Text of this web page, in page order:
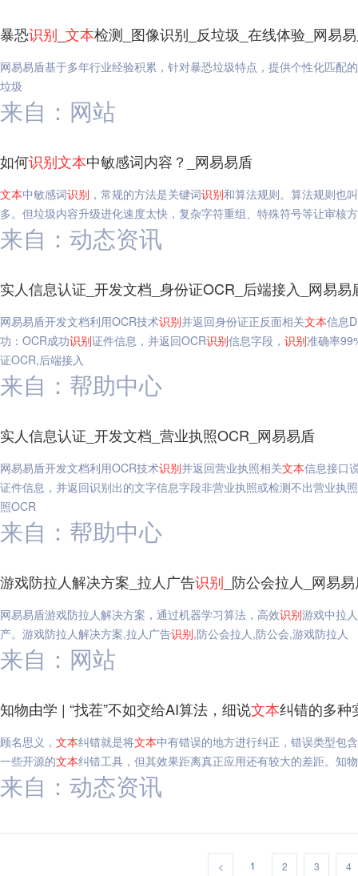
暴恐识别 文本检测_图像识别_反垃圾_在线体验_网易
网易易盾基于多年行业经验积累，针对暴恐垃圾特点，提供个性化匹配
垃圾
来自：网站
如何识别文本中敏感词内容？_网易易盾
文本中敏感词识别 ，常规的方法是关键词识别和算法规则。算法规则也
多。但垃圾内容升级进化速度太快，复杂字符重组、特殊符号等让审核
来自：动态资讯
实人信息认证_开发文档_身份证OCR_后端接入_网易易
网易易盾开发文档利用OCR技术识别并返回身份证正反面相关文本信息
功：OCR成功识别证件信息，并返回OCR识别信息字段， 识别准确率
证OCR,后端接入
来自：帮助中心
实人信息认证_开发文档_营业执照OCR_网易易盾
网易易盾开发文档利用OCR技术识别并返回营业执照相关文本信息接口
证件信息，并返回识别出的文字信息字段非营业执照或检测不出营业执
照OCR
来自：帮助中心
游戏防拉人解决方案_拉人广告识别 _防公会拉人_网易
网易易盾游戏防拉人解决方案，通过机器学习算法，高效识别游戏中拉
产。游戏防拉人解决方案,拉人广告识别,防公会拉人,防公会,游戏防拉人
来自：网站
知物由学 | “找茬”不如交给AI算法，细说文本纠错的多种
顾名思义， 文本纠错就是将文本中有错误的地方进行纠正，错误类型包
一些开源的文本纠错工具，但其效果距离真正应用还有较大的差距。知
来自：动态资讯
< 1 2 3 4